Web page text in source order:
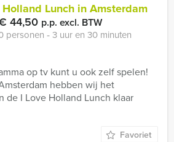
Holland Lunch in Amsterdam
44,50 p.p. excl. BTW
personen ‐ 3 uur en 30 minuten
op tv kunt u ook zelf spelen!
hebben wij het
de I Love Holland Lunch klaar
Favoriet